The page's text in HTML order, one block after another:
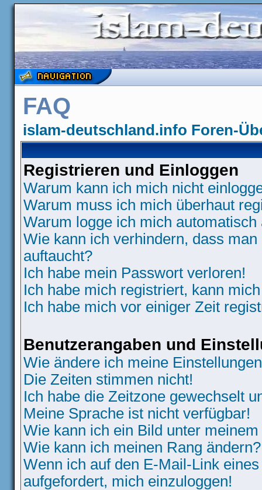
FAQ
islam-deutschland.info Foren-
Registrieren und Einloggen
Warum kann ich mich nicht
Warum muss ich mich überhaut
Warum logge ich mich automatisch
Wie kann ich verhindern, dass
auftaucht?
Ich habe mein Passwort verloren!
Ich habe mich registriert, kann
Ich habe mich vor einiger Zeit
Benutzerangaben und
Wie ändere ich meine
Die Zeiten stimmen nicht!
Ich habe die Zeitzone gewechselt
Meine Sprache ist nicht verfügbar!
Wie kann ich ein Bild unter
Wie kann ich meinen Rang ändern?
Wenn ich auf den E-Mail-Link
aufgefordert, mich einzuloggen!